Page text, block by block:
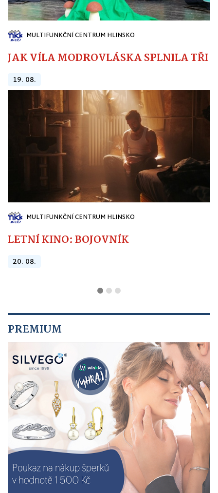
MULTIFUNKČNÍ CENTRUM HLINSKO
JAK VÍLA MODROVLÁSKA SPLNILA
19. 08.
MULTIFUNKČNÍ CENTRUM HLINSKO
LETNÍ KINO: BOJOVNÍK
20. 08.
PREMIUM